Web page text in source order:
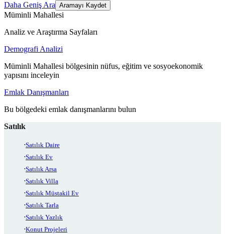
Daha Geniş Ara Aramayı Kaydet
Müminli Mahallesi
Analiz ve Araştırma Sayfaları
Demografi Analizi
Müminli Mahallesi bölgesinin nüfus, eğitim ve sosyoekonomik
yapısını inceleyin
Emlak Danışmanları
Bu bölgedeki emlak danışmanlarını bulun
Satılık
Satılık Daire
Satılık Ev
Satılık Arsa
Satılık Villa
Satılık Müstakil Ev
Satılık Tarla
Satılık Yazlık
Konut Projeleri